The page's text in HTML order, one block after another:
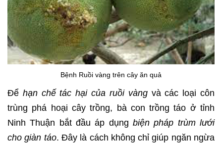
Bệnh Ruồi vàng trên cây ăn quả
Để hạn chế tác hại của ruồi vàngvà các loại côn
trùng phá hoại cây trồng, bà con trồng táo ở tỉnh
Ninh Thuận bắt đầu áp dụng biện pháp trùm lưới
cho giàn táo. Đây là cách không chỉ giúp ngăn ngừa